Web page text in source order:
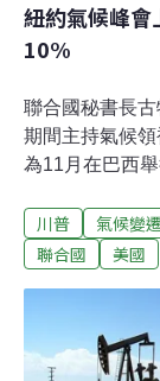
紐約氣候峰
10%
聯合國秘書長
期間主持氣候
為11月在巴西
界的最大騙局
碳新目標。催繳
在9月30日提
定》，各國承
川普 氣候變遷
聯合國
美國